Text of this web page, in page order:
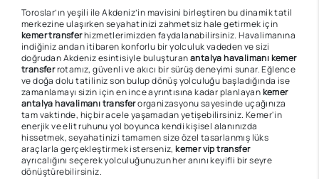
Toroslar’ın yeşili ile Akdeniz’in mavisini birleştiren bu dinamik tatil
merkezine ulaşırken seyahatinizi zahmetsiz hale getirmek için
kemer transferhizmetlerimizden faydalanabilirsiniz. Havalimanına
indiğiniz andan itibaren konforlu bir yolculuk vadeden ve sizi
doğrudan Akdeniz esintisiyle buluşturanantalya havalimanı kemer
transferrotamız, güvenli ve akıcı bir sürüş deneyimi sunar. Eğlence
ve doğa dolu tatiliniz son bulup dönüş yolculuğu başladığında ise
zamanlamayı sizin için en ince ayrıntısına kadar planlayankemer
antalya havalimanı transferorganizasyonu sayesinde uçağınıza
tam vaktinde, hiçbir acele yaşamadan yetişebilirsiniz. Kemer'in
enerjik ve elit ruhunu yol boyunca kendi kişisel alanınızda
hissetmek, seyahatinizi tamamen size özel tasarlanmış lüks
araçlarla gerçekleştirmek isterseniz,kemer vip transfer
ayrıcalığını seçerek yolculuğunuzun her anını keyifli bir seyre
dönüştürebilirsiniz.